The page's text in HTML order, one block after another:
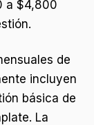
a $4,800
de
incluyen
básica de
La